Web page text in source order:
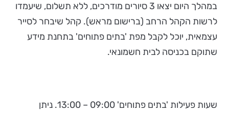
במהלך היום יצאו 3 סיורים מודרכים, ללא תשלום, שיעמדו
לרשות הקהל הרחב (ברישום מראש). קהל שיבחר לסייר
עצמאית, יוכל לקבל מפת 'בתים פתוחים' בתחנת מידע
שתוקם בכניסה לבית חשמונאי.
שעות פעילות 'בתים פתוחים' 09:00 – 13:00. ניתן